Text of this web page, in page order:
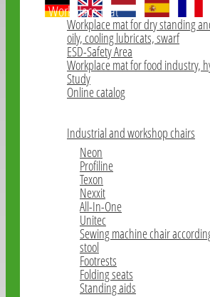
Workplace mat
Workplace mat for dry standing
oily, cooling lubricats, swarf
ESD-Safety Area
Workplace mat for food industry,
Study
Online catalog
Industrial and workshop chairs
Neon
Profiline
Texon
Nexxit
All-In-One
Unitec
Sewing machine chair
stool
Footrests
Folding seats
Standing aids